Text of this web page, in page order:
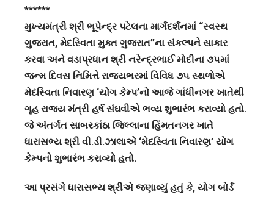
******
મુખ્યમંત્રી શ્રી ભૂપેન્દ્ર પટેલના માર્ગદર્શનમાં “સ્વસ્થ
ગુજરાત, મેદસ્વિતા મુક્ત ગુજરાત”ના સંકલ્પને સાકાર
કરવા અને વડાપ્રધાન શ્રી નરેન્દ્રભાઈ મોદીના ૭૫માં
જન્મ દિવસ નિમિત્તે રાજ્યભરમાં વિવિધ ૭૫ સ્થળોએ
મેદસ્વિતા નિવારણ ‘યોગ કેમ્પ’નો આજે ગાંધીનગર ખાતેથી
ગૃહ રાજ્ય મંત્રી હર્ષ સંઘવીએ ભવ્ય શુભારંભ કરાવ્યો હતો.
જે અંતર્ગત સાબરકાંઠા જિલ્લાના હિંમતનગર ખાતે
ધારાસભ્ય શ્રી વી.ડી.ઝાલાએ ‘મેદસ્વિતા નિવારણ’ યોગ
કેમ્પનો શુભારંભ કરાવ્યો હતો.
આ પ્રસંગે ધારાસભ્ય શ્રીએ જણાવ્યું હતું કે, યોગ બોર્ડ